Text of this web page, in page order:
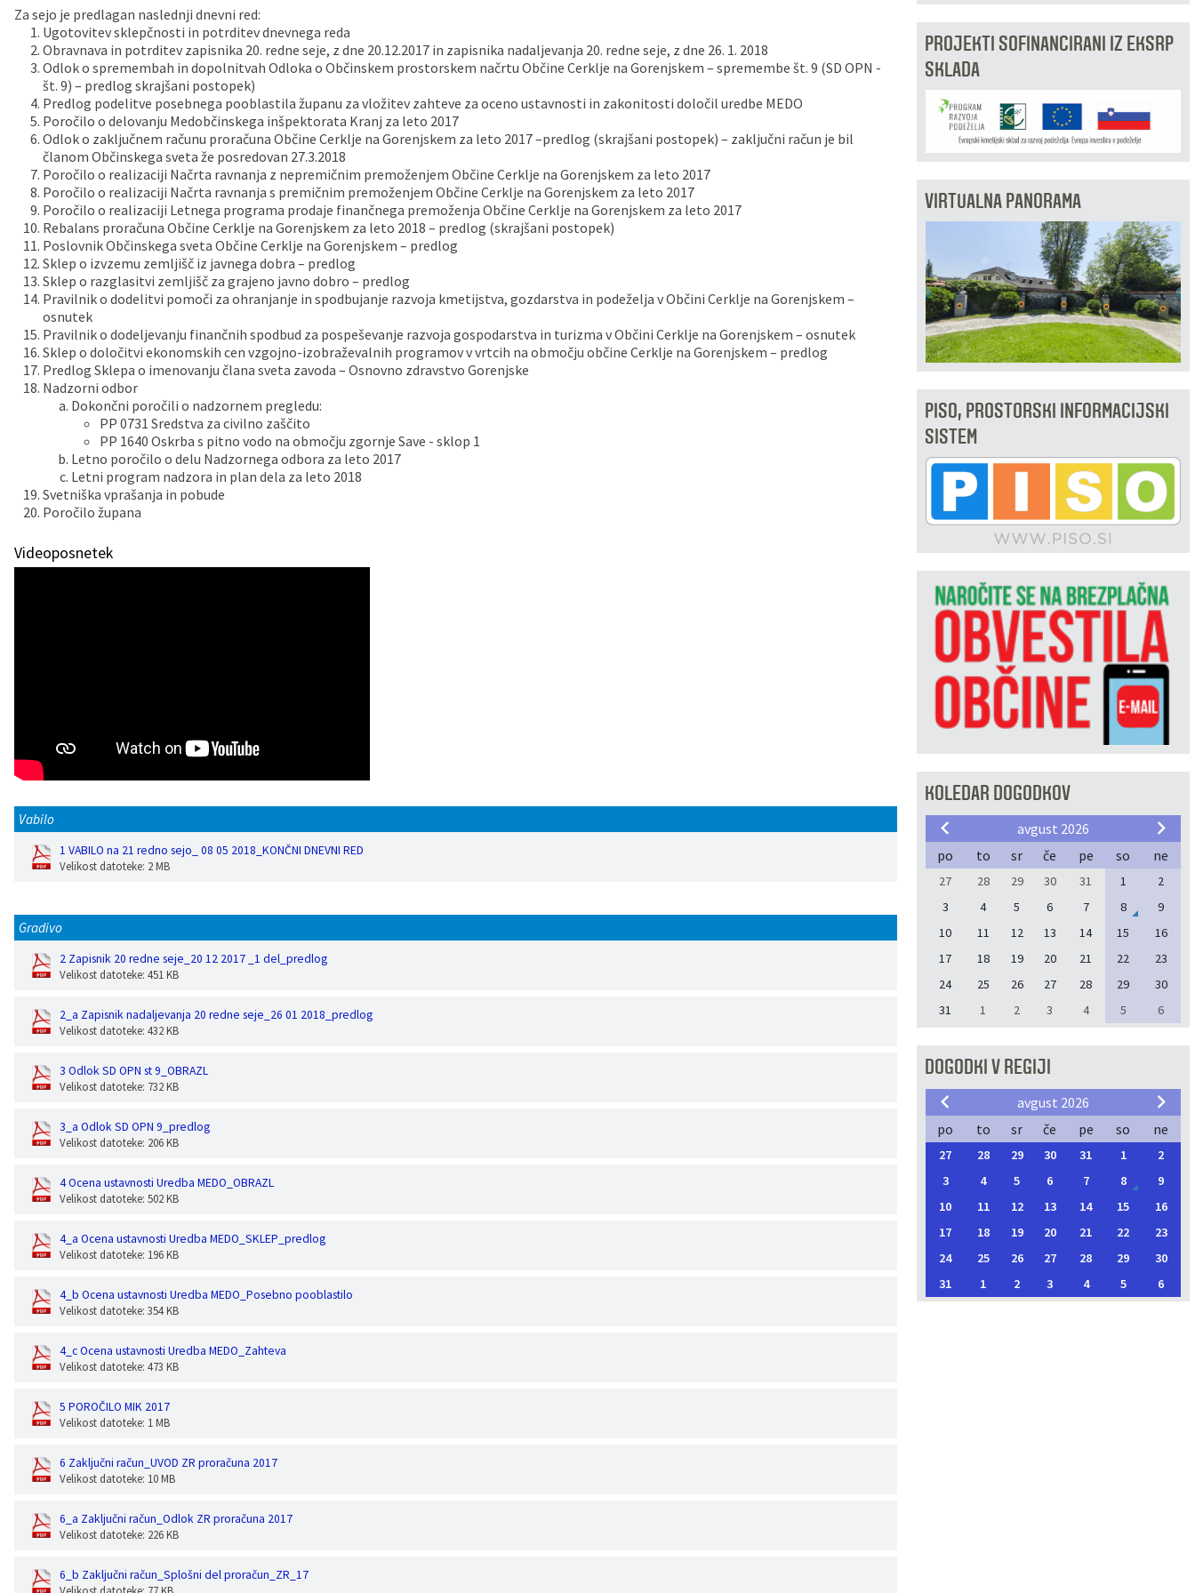
Za sejo je predlagan naslednji dnevni red:
Ugotovitev sklepčnosti in potrditev dnevnega reda
Obravnava in potrditev zapisnika 20. redne seje, z dne 20.12.2017 in zapisnika nadaljevanja 20. redne seje, z dne 26. 1. 2018
Odlok o spremembah in dopolnitvah Odloka o Občinskem prostorskem načrtu Občine Cerklje na Gorenjskem – spremembe št. 9 (SD OPN -
št. 9) – predlog skrajšani postopek)
Predlog podelitve posebnega pooblastila županu za vložitev zahteve za oceno ustavnosti in zakonitosti določil uredbe MEDO
Poročilo o delovanju Medobčinskega inšpektorata Kranj za leto 2017
Odlok o zaključnem računu proračuna Občine Cerklje na Gorenjskem za leto 2017 –predlog (skrajšani postopek) – zaključni račun je bil
članom Občinskega sveta že posredovan 27.3.2018
Poročilo o realizaciji Načrta ravnanja z nepremičnim premoženjem Občine Cerklje na Gorenjskem za leto 2017
Poročilo o realizaciji Načrta ravnanja s premičnim premoženjem Občine Cerklje na Gorenjskem za leto 2017
Poročilo o realizaciji Letnega programa prodaje finančnega premoženja Občine Cerklje na Gorenjskem za leto 2017
Rebalans proračuna Občine Cerklje na Gorenjskem za leto 2018 – predlog (skrajšani postopek)
Poslovnik Občinskega sveta Občine Cerklje na Gorenjskem – predlog
Sklep o izvzemu zemljišč iz javnega dobra – predlog
Sklep o razglasitvi zemljišč za grajeno javno dobro – predlog
Pravilnik o dodelitvi pomoči za ohranjanje in spodbujanje razvoja kmetijstva, gozdarstva in podeželja v Občini Cerklje na Gorenjskem –
osnutek
Pravilnik o dodeljevanju finančnih spodbud za pospeševanje razvoja gospodarstva in turizma v Občini Cerklje na Gorenjskem – osnutek
Sklep o določitvi ekonomskih cen vzgojno-izobraževalnih programov v vrtcih na območju občine Cerklje na Gorenjskem – predlog
Predlog Sklepa o imenovanju člana sveta zavoda – Osnovno zdravstvo Gorenjske
Nadzorni odbor
Dokončni poročili o nadzornem pregledu:
PP 0731 Sredstva za civilno zaščito
PP 1640 Oskrba s pitno vodo na območju zgornje Save - sklop 1
Letno poročilo o delu Nadzornega odbora za leto 2017
Letni program nadzora in plan dela za leto 2018
Svetniška vprašanja in pobude
Poročilo župana
Videoposnetek
Vabilo
1 VABILO na 21 redno sejo_ 08 05 2018_KONČNI DNEVNI RED
Velikost datoteke: 2 MB
Gradivo
2 Zapisnik 20 redne seje_20 12 2017 _1 del_predlog
Velikost datoteke: 451 KB
2_a Zapisnik nadaljevanja 20 redne seje_26 01 2018_predlog
Velikost datoteke: 432 KB
3 Odlok SD OPN st 9_OBRAZL
Velikost datoteke: 732 KB
3_a Odlok SD OPN 9_predlog
Velikost datoteke: 206 KB
4 Ocena ustavnosti Uredba MEDO_OBRAZL
Velikost datoteke: 502 KB
4_a Ocena ustavnosti Uredba MEDO_SKLEP_predlog
Velikost datoteke: 196 KB
4_b Ocena ustavnosti Uredba MEDO_Posebno pooblastilo
Velikost datoteke: 354 KB
4_c Ocena ustavnosti Uredba MEDO_Zahteva
Velikost datoteke: 473 KB
5 POROČILO MIK 2017
Velikost datoteke: 1 MB
6 Zaključni račun_UVOD ZR proračuna 2017
Velikost datoteke: 10 MB
6_a Zaključni račun_Odlok ZR proračuna 2017
Velikost datoteke: 226 KB
6_b Zaključni račun_Splošni del proračun_ZR_17
PROJEKTI SOFINANCIRANI IZ EKSRP
SKLADA
VIRTUALNA PANORAMA
PISO, PROSTORSKI INFORMACIJSKI
SISTEM
KOLEDAR DOGODKOV
avgust 2026
po
to sr če pe so ne
27 28 29 30 31 1
2
3
4 5 6 7 8
9
10
11 12 13 14 15
16
17
18 19 20 21 22
23
24
25 26 27 28 29
30
31
1 2 3 4 5 6
DOGODKI V REGIJI
avgust 2026
po
to sr če pe so ne
27 28 29 30 31 1
2
3
4 5 6 7 8
9
10
11 12 13 14 15
16
17
18 19 20 21 22
23
24
25 26 27 28 29
30
31
1 2 3 4 5 6
Vaške skupnosti
Častno razsodišče
Medobčinski inšpektorat
Gasilstvo, zaščita in reševanje
Načrt ravnanja s stvarnim premoženjem
Galerija slik
MojaObčina.si
Dokumenti v javni obravnavi